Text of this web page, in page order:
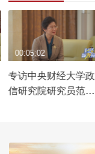
专访中央财经大学政
信研究院研究员范娟
00:05:02